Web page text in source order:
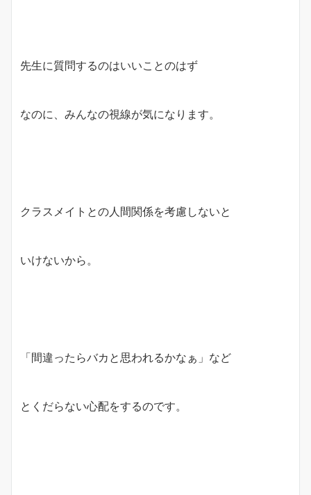
先生に質問するのはいいことのはず
なのに、みんなの視線が気になります。
クラスメイトとの人間関係を考慮しないと
いけないから。
「間違ったらバカと思われるかなぁ」など
とくだらない心配をするのです。